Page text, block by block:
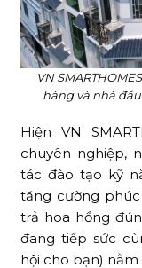
VN
hàng và nhà
Hiện VN
chuyên nghiệp,
tác đào tạo kỹ
tăng cường
trả hoa hồng
đang tiếp sức
hội cho bạn)